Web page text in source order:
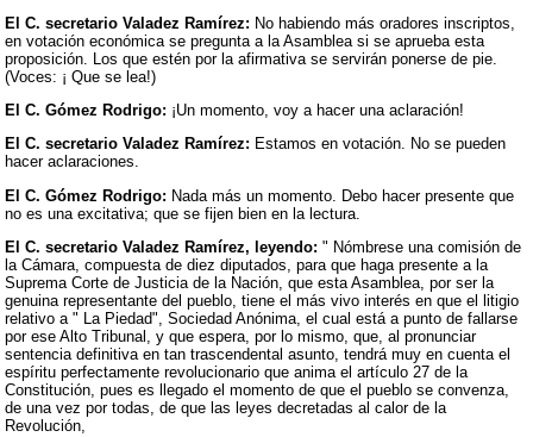
El C. secretario Valadez Ramírez: No habiendo más oradores inscriptos,
en votación económica se pregunta a la Asamblea si se aprueba esta
proposición. Los que estén por la afirmativa se servirán ponerse de pie.
(Voces: ¡ Que se lea!)
El C. Gómez Rodrigo: ¡Un momento, voy a hacer una aclaración!
El C. secretario Valadez Ramírez: Estamos en votación. No se pueden
hacer aclaraciones.
El C. Gómez Rodrigo: Nada más un momento. Debo hacer presente que
no es una excitativa; que se fijen bien en la lectura.
El C. secretario Valadez Ramírez, leyendo: " Nómbrese una comisión de
la Cámara, compuesta de diez diputados, para que haga presente a la
Suprema Corte de Justicia de la Nación, que esta Asamblea, por ser la
genuina representante del pueblo, tiene el más vivo interés en que el litigio
relativo a " La Piedad", Sociedad Anónima, el cual está a punto de fallarse
por ese Alto Tribunal, y que espera, por lo mismo, que, al pronunciar
sentencia definitiva en tan trascendental asunto, tendrá muy en cuenta el
espíritu perfectamente revolucionario que anima el artículo 27 de la
Constitución, pues es llegado el momento de que el pueblo se convenza,
de una vez por todas, de que las leyes decretadas al calor de la
Revolución,